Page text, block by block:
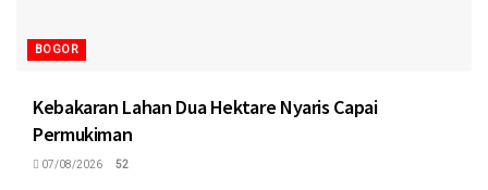
BOGOR
Kebakaran Lahan Dua Hektare Nyaris Capai
Permukiman
07/08/2026 52